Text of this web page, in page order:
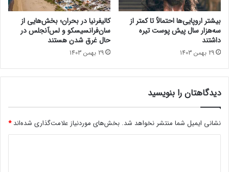
ر
و
ط
ب
ک
ر
ر
ا
بیشتر اروپایی‌ها احتمالاً تا کمتر از
سه‌هزار سال پیش پوست تیره
داشتند
29 بهمن 1403
کالیفرنیا در بحران؛ بخش‌هایی از
سان‌فرانسیسکو و لس‌آنجلس در
حال غرق شدن هستند
29 بهمن 1403
دیدگاهتان را بنویسید
نشانی ایمیل شما منتشر نخواهد شد. بخش‌های موردنیاز علامت‌گذاری شده‌اند*